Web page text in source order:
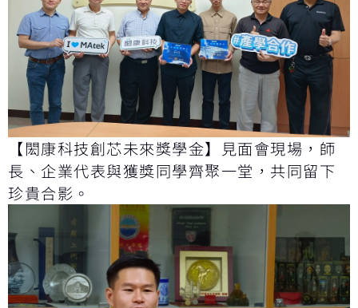
【閎康科技創芯未來獎學金】見面會現場，師
長、企業代表與獲獎同學齊聚一堂，共同留下
珍貴合影。